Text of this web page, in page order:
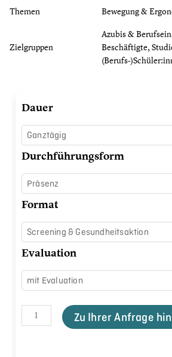
Themen
Bewegung &
Zielgruppen
Azubis &
Beschäftigte,
(Berufs-
Dauer
Durchführungsform
Format
Evaluation
Dynamische
Menge
Zu Ihrer Anfrage